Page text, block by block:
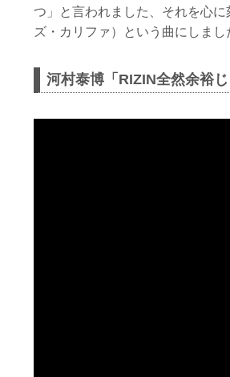
つ」と言われました、それを心
ズ・カリファ）という曲にしまし
河村泰博「RIZIN全然余裕じ